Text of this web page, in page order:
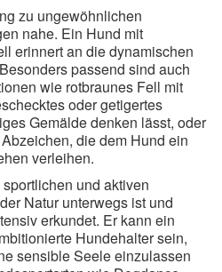
zu ungewöhnlichen
nahe. Ein Hund mit
erinnert an die dynamischen
passend sind auch
wie rotbraunes Fell mit
oder getigertes
Gemälde denken lässt, oder
die dem Hund ein
verleihen.
und aktiven
Natur unterwegs ist und
erkundet. Er kann ein
Hundehalter sein,
sensible Seele einzulassen